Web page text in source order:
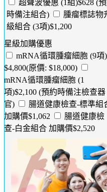
超聲波優惠 (1組)$628 (
時備注組合)
腫瘤標誌物
級組合 (3項)$1,200
星級加購優惠
mRNA循環腫瘤細胞 (9項)
$4,800(原價: $18,000)
mRNA循環腫瘤細胞 (1
項)$2,100 (預約時備注檢查器
官)
腸道健康檢查-標準組
加購價$1,062
腸道健康檢
查-白金組合 加購價$2,520